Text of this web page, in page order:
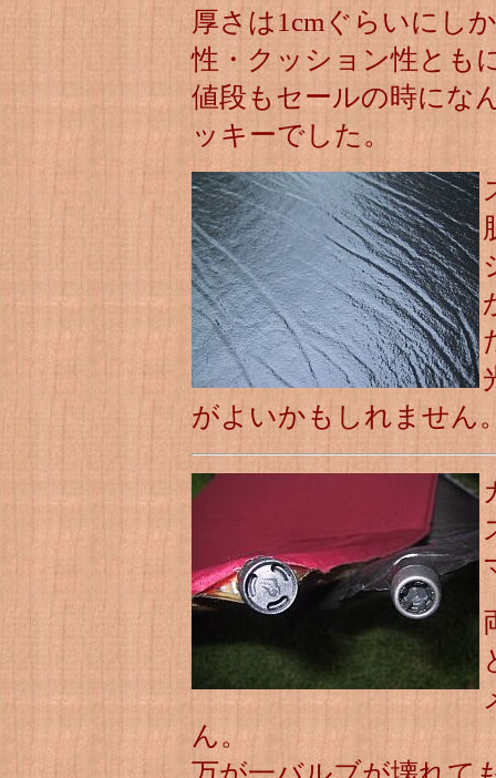
厚さは1cmぐらいにし
性・クッション性とも
値段もセールの時にな
ッキーでした。
がよいかもしれません
ん。